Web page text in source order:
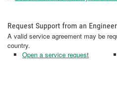
Request Support from an Engineer
A valid service agreement may be
country.
Open a service request